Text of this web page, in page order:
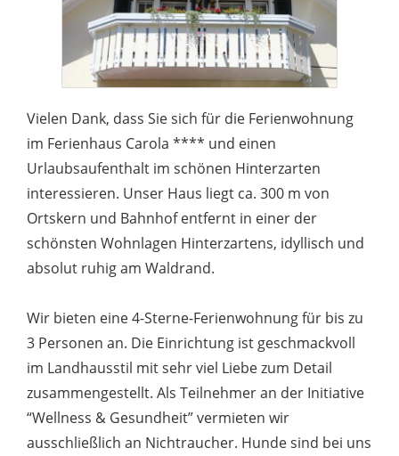
Vielen Dank, dass Sie sich für die Ferienwohnung
im Ferienhaus Carola **** und einen
Urlaubsaufenthalt im schönen Hinterzarten
interessieren. Unser Haus liegt ca. 300 m von
Ortskern und Bahnhof entfernt in einer der
schönsten Wohnlagen Hinterzartens, idyllisch und
absolut ruhig am Waldrand.
Wir bieten eine 4-Sterne-Ferienwohnung für bis zu
3 Personen an. Die Einrichtung ist geschmackvoll
im Landhausstil mit sehr viel Liebe zum Detail
zusammengestellt. Als Teilnehmer an der Initiative
“Wellness & Gesundheit” vermieten wir
ausschließlich an Nichtraucher. Hunde sind bei uns